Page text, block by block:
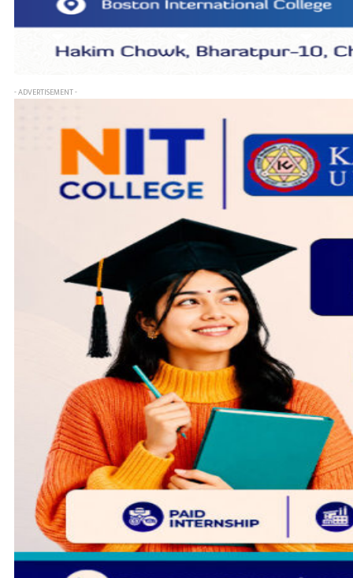
- ADVERTISEMENT -